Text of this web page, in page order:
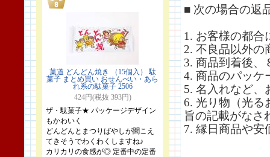
菓道 どんどん焼き （15個入） 駄
菓子 まとめ買い おせんべい・あら
れ系の駄菓子 2506
424円(税抜 393円)
ザ・駄菓子★ パッケージデザイン
もかわいく
どんどんとまつりばやしが聞こえ
てきそうでわくわくしますね♪
カリカリの食感が◎ 定番中の定番
■ 次の場合の返
1. お客様の都合
2. 不良品以外の
3. 商品到着後、
4. 商品のパッケ
5. 名入れなど、
6. 光り物（光る
旨の記載がなさ
7. 縁日商品や安